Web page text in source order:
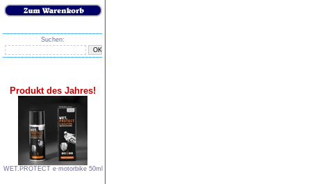
Suchen:
Produkt des Jahres!
WET.PROTECT e∙motorbike 50ml